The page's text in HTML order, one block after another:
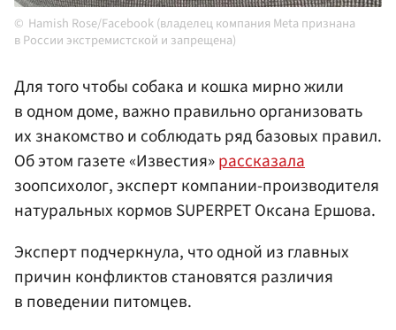
Hamish Rose/Facebook (владелец компания Meta признана
в России экстремистской и запрещена)
Для того чтобы собака и кошка мирно жили
в одном доме, важно правильно организовать
их знакомство и соблюдать ряд базовых правил.
Об этом газете «Известия»рассказала
зоопсихолог, эксперт компании-производителя
натуральных кормов SUPERPET Оксана Ершова.
Эксперт подчеркнула, что одной из главных
причин конфликтов становятся различия
в поведении питомцев.